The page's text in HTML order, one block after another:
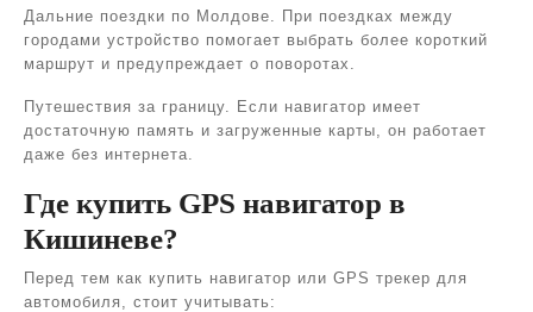
Дальние поездки по Молдове. При поездках между
городами устройство помогает выбрать более короткий
маршрут и предупреждает о поворотах.
Путешествия за границу. Если навигатор имеет
достаточную память и загруженные карты, он работает
даже без интернета.
Где купить GPS навигатор в
Кишиневе?
Перед тем как купить навигатор или GPS трекер для
автомобиля, стоит учитывать: